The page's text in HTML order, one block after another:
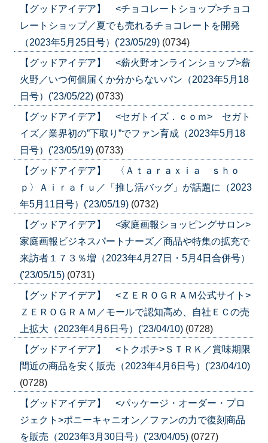
【グッドアイデア】 <チョコレートショップ>チョコ
レートショップ／夏でも売れるチョコレートを開発
（2023年5月25日号）('23/05/29) (0734)
【グッドアイデア】 <薪火野オンラインショップ>薪
火野／いつ何個届くか分からないパン（2023年5月18
日号）('23/05/22) (0733)
【グッドアイデア】 <セガトイズ．ｃｏｍ> セガト
イズ／業界初の”下取り”でファン育成（2023年5月18
日号）('23/05/19) (0733)
【グッドアイデア】 〈Ａｔａｒａｘｉａ ｓｈｏ
ｐ〉Ａｉｒａｆｕ／「推し活バッグ」が話題に（2023
年5月11日号）('23/05/19) (0732)
【グッドアイデア】 <家庭画報ショッピングサロン>
家庭画報ビジネスパートナーズ／商品や特集の拡充で
来訪者１７３％増（2023年4月27日・5月4日合併号）
('23/05/15) (0731)
【グッドアイデア】 <ＺＥＲＯＧＲＡＭ公式サイト>
ＺＥＲＯＧＲＡＭ／モールで認知高め、自社ＥＣの売
上拡大（2023年4月6日号）('23/04/10) (0728)
【グッドアイデア】 <トクポチ>ＳＴＲＫ／賞味期限
間近の商品を安く販売（2023年4月6日号）('23/04/10)
(0728)
【グッドアイデア】 <パッケージ・オーダー・プロ
ジェクト>ポニーキャニオン／ファンの力で復刻商品
を販売（2023年3月30日号）('23/04/05) (0727)